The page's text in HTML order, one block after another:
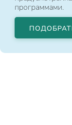
программами.